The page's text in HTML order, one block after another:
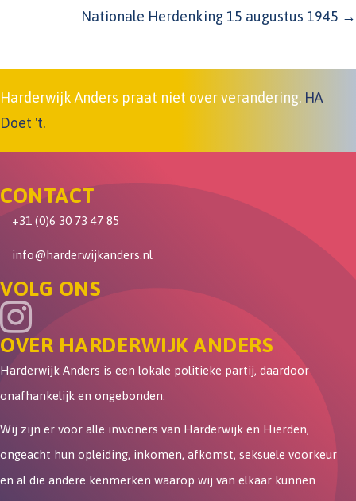
Nationale Herdenking 15 augustus 1945 →
Harderwijk Anders praat niet over verandering. HA
Doet 't.
CONTACT
+31 (0)6 30 73 47 85
info@harderwijkanders.nl
VOLG ONS
OVER HARDERWIJK ANDERS
Harderwijk Anders is een lokale politieke partij, daardoor
onafhankelijk en ongebonden.
Wij zijn er voor alle inwoners van Harderwijk en Hierden,
ongeacht hun opleiding, inkomen, afkomst, seksuele voorkeur
en al die andere kenmerken waarop wij van elkaar kunnen